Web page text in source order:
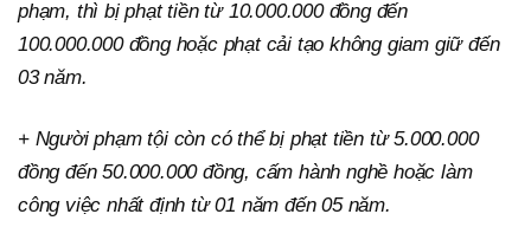
phạm, thì bị phạt tiền từ 10.000.000 đồng đến
100.000.000 đồng hoặc phạt cải tạo không giam giữ đến
03 năm.
+ Người phạm tội còn có thể bị phạt tiền từ 5.000.000
đồng đến 50.000.000 đồng, cấm hành nghề hoặc làm
công việc nhất định từ 01 năm đến 05 năm.